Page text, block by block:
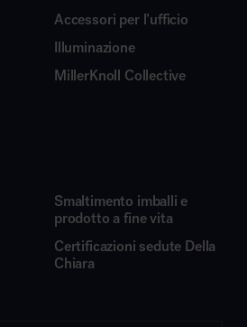
Accessori per l’ufficio
Illuminazione
MillerKnoll Collective
Smaltimento imballi e
prodotto a fine vita
Certificazioni sedute Della
Chiara